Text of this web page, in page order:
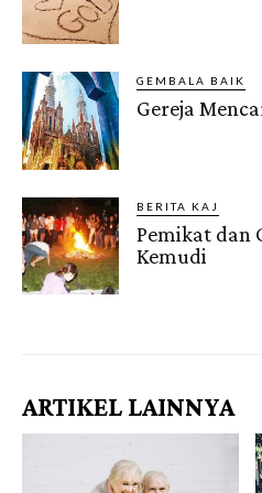
GEMBALA BAIK
Gereja
BERITA KAJ
Pemikat dan
Kemudi
Gendis.ID
ARTIKEL LAINNYA